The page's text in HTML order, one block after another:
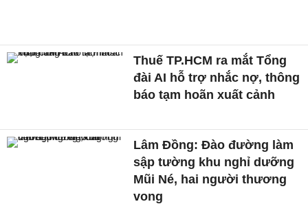
Thuế TP.HCM ra mắt Tổng
đài AI hỗ trợ nhắc nợ, thông
báo tạm hoãn xuất cảnh
Lâm Đồng: Đào đường làm
sập tường khu nghỉ dưỡng
Mũi Né, hai người thương
vong